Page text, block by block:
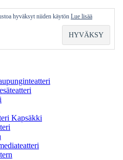
Kapsäkki
hyväksyt niiden käytön Lue lisää